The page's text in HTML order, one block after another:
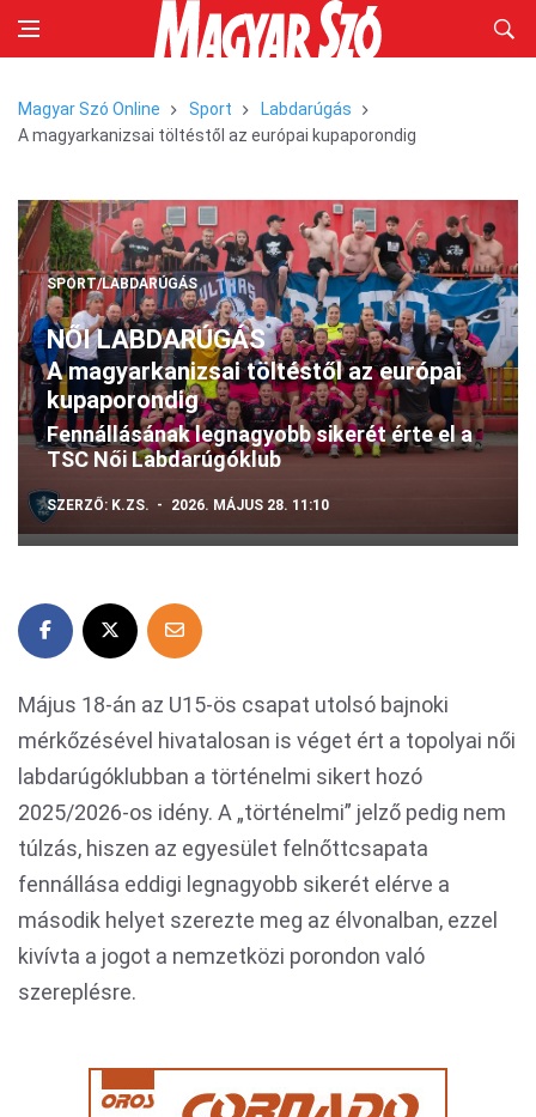
Magyar Szó Online Sport
Labdarúgás
A magyarkanizsai töltéstől az európai kupaporondig
SPORT/LABDARÚGÁS
NŐI LABDARÚGÁS
A magyarkanizsai töltéstől az európai
kupaporondig
Fennállásának legnagyobb sikerét érte el a
TSC Női Labdarúgóklub
SZERZŐ: K.ZS. 2026. MÁJUS 28. 11:10
Május 18-án az U15-ös csapat utolsó bajnoki
mérkőzésével hivatalosan is véget ért a topolyai női
labdarúgóklubban a történelmi sikert hozó
2025/2026-os idény. A „történelmi” jelző pedig nem
túlzás, hiszen az egyesület felnőttcsapata
fennállása eddigi legnagyobb sikerét elérve a
második helyet szerezte meg az élvonalban, ezzel
kivívta a jogot a nemzetközi porondon való
szereplésre.